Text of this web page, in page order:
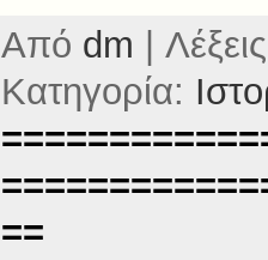
Από dm |
Κατηγορία:
==